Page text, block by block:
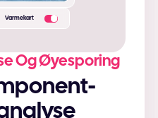
Og Øyesporing
Varmekart